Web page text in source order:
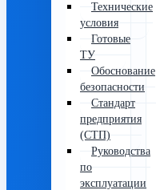
Технические
условия
Готовые
ТУ
Обоснование
безопасности
Стандарт
предприятия
(СТП)
Руководства
по
эксплуатации